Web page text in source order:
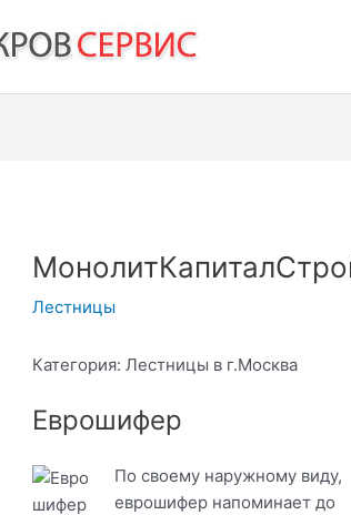
Лестницы
Категория: Лестницы в г.Москва
Еврошифер
По своему наружному виду,
еврошифер напоминает до